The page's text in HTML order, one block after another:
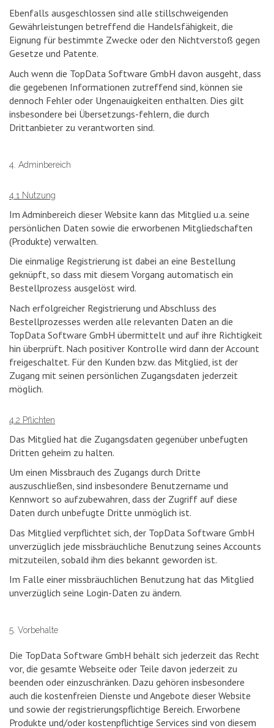
Ebenfalls ausgeschlossen sind alle stillschweigenden
Gewährleistungen betreffend die Handelsfähigkeit, die
Eignung für bestimmte Zwecke oder den Nichtverstoß gegen
Gesetze und Patente.
Auch wenn die TopData Software GmbH davon ausgeht, dass
die gegebenen Informationen zutreffend sind, können sie
dennoch Fehler oder Ungenauigkeiten enthalten. Dies gilt
insbesondere bei Übersetzungs-fehlern, die durch
Drittanbieter zu verantworten sind.
4. Adminbereich
4.1 Nutzung
Im Adminbereich dieser Website kann das Mitglied u.a. seine
persönlichen Daten sowie die erworbenen Mitgliedschaften
(Produkte) verwalten.
Die einmalige Registrierung ist dabei an eine Bestellung
geknüpft, so dass mit diesem Vorgang automatisch ein
Bestellprozess ausgelöst wird.
Nach erfolgreicher Registrierung und Abschluss des
Bestellprozesses werden alle relevanten Daten an die
TopData Software GmbH übermittelt und auf ihre Richtigkeit
hin überprüft. Nach positiver Kontrolle wird dann der Account
freigeschaltet. Für den Kunden bzw. das Mitglied, ist der
Zugang mit seinen persönlichen Zugangsdaten jederzeit
möglich.
4.2 Pflichten
Das Mitglied hat die Zugangsdaten gegenüber unbefugten
Dritten geheim zu halten.
Um einen Missbrauch des Zugangs durch Dritte
auszuschließen, sind insbesondere Benutzername und
Kennwort so aufzubewahren, dass der Zugriff auf diese
Daten durch unbefugte Dritte unmöglich ist.
Das Mitglied verpflichtet sich, der TopData Software GmbH
unverzüglich jede missbräuchliche Benutzung seines Accounts
mitzuteilen, sobald ihm dies bekannt geworden ist.
Im Falle einer missbräuchlichen Benutzung hat das Mitglied
unverzüglich seine Login-Daten zu ändern.
5. Vorbehalte
Die TopData Software GmbH behält sich jederzeit das Recht
vor, die gesamte Webseite oder Teile davon jederzeit zu
beenden oder einzuschränken. Dazu gehören insbesondere
auch die kostenfreien Dienste und Angebote dieser Website
und sowie der registrierungspflichtige Bereich. Erworbene
Produkte und/oder kostenpflichtige Services sind von diesem